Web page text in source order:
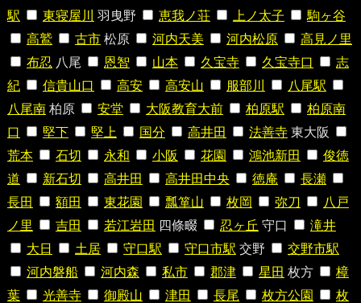
駅
東寝屋川 羽曳野 恵我ノ荘 上ノ太子
駒ヶ谷
高鷲
古市 松原 河内天美 河内松原
高見ノ里
布忍 八尾 恩智 山本 久宝寺 久宝寺口
志
紀
信貴山口 高安 高安山 服部川
八尾駅
八尾南 柏原 安堂 大阪教育大前 柏原駅
柏原南
口
堅下 堅上 国分 高井田 法善寺 東大阪
荒本
石切 永和 小阪 花園 鴻池新田
俊徳
道
新石切 高井田 高井田中央 徳庵
長瀬
長田
額田 東花園 瓢箪山 枚岡 弥刀
八戸
ノ里
吉田 若江岩田 四條畷 忍ヶ丘 守口
滝井
大日
土居 守口駅 守口市駅 交野
交野市駅
河内磐船
河内森 私市 郡津 星田 枚方
樟
葉
光善寺 御殿山 津田 長尾 枚方公園
枚